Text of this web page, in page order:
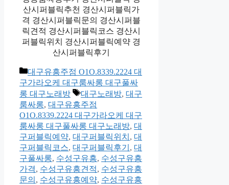
산시퍼블릭추천 경산시퍼블릭가
격 경산시퍼블릭문의 경산시퍼블
릭견적 경산시퍼블릭코스 경산시
퍼블릭위치 경산시퍼블릭예약 경
산시퍼블릭후기
카
테
고
리
대구유흥주점 O1O.8339.2224 대
구가라오케 대구룸싸롱 대구풀싸
롱 대구노래방
태
그
대구노래방, 대구
룸싸롱, 대구유흥주점
O1O.8339.2224 대구가라오케 대구
룸싸롱 대구풀싸롱 대구노래방, 대
구퍼블릭예약, 대구퍼블릭위치 , 대
구퍼블릭코스, 대구퍼블릭후기 , 대
구풀싸롱, 수성구유흥, 수성구유흥
가격, 수성구유흥견적, 수성구유흥
문의 , 수성구유흥예약, 수성구유흥